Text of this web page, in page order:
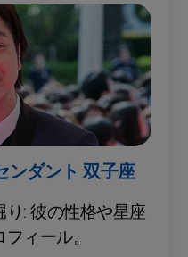
ンダント 双子座
: 彼の性格や星座
ィール。